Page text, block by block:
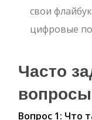
свои
цифровые
Часто
вопросы
Вопрос 1: Что